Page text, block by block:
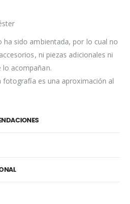
sido ambientada, por lo cual no
ni piezas adicionales ni
acompañan.
es una aproximación al